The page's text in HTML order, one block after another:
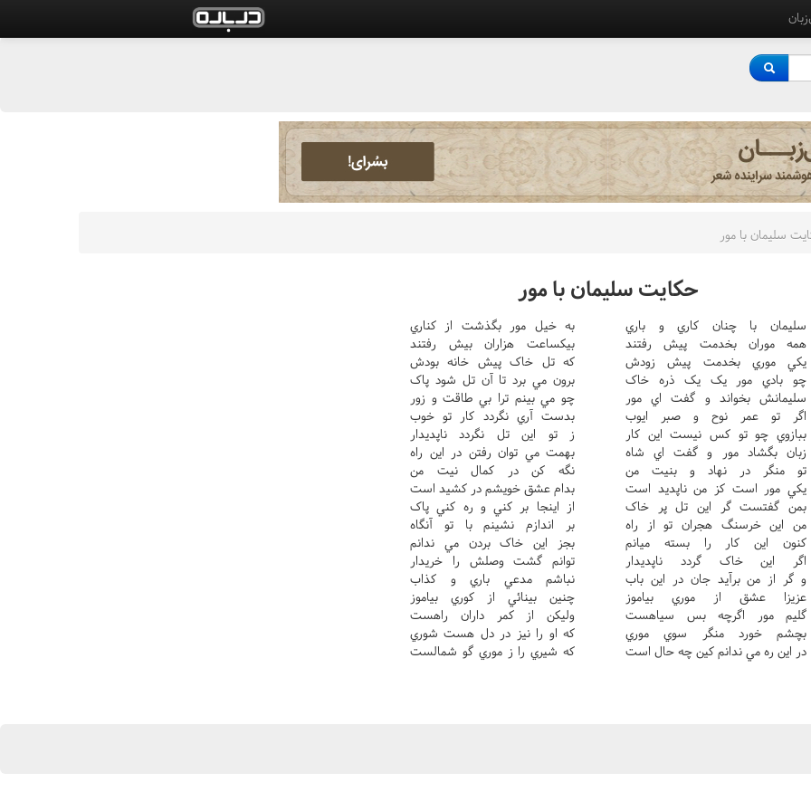
سليمان با مور
حکايت سليمان با مور
سليمان با چنان کاري و باري
به خيل مور بگذشت از کناري
همه موران بخدمت پيش رفتند
بيکساعت هزاران بيش رفتند
يکي موري بخدمت پيش زودش
که تل خاک پيش خانه بودش
چو بادي مور يک يک ذره خاک
برون مي برد تا آن تل شود پاک
سليمانش بخواند و گفت اي مور
چو مي بينم ترا بي طاقت و زور
اگر تو عمر نوح و صبر ايوب
بدست آري نگردد کار تو خوب
ببازوي چو تو کس نيست اين کار
ز تو اين تل نگردد ناپديدار
زبان بگشاد مور و گفت اي شاه
بهمت مي توان رفتن در اين راه
تو منگر در نهاد و بنيت من
نگه کن در کمال نيت من
يکي مور است کز من ناپديد است
بدام عشق خويشم در کشيد است
بمن گفتست گر اين تل پر خاک
از اينجا بر کني و ره کني پاک
من اين خرسنگ هجران تو از راه
بر اندازم نشينم با تو آنگاه
کنون اين کار را بسته ميانم
بجز اين خاک بردن مي ندانم
اگر اين خاک گردد ناپديدار
توانم گشت وصلش را خريدار
و گر از من برآيد جان در اين باب
نباشم مدعي باري و کذاب
عزيزا عشق از موري بياموز
چنين بينائي از کوري بياموز
گليم مور اگرچه بس سياهست
وليکن از کمر داران راهست
بچشم خورد منگر سوي موري
که او را نيز در دل هست شوري
در اين ره مي ندانم کين چه حال است
که شيري را ز موري گو شمالست